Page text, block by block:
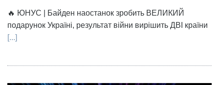
🔥 ЮНУС | Байден наостанок зробить ВЕЛИКИЙ
подарунок Україні, результат війни вирішить ДВІ країни
[...]